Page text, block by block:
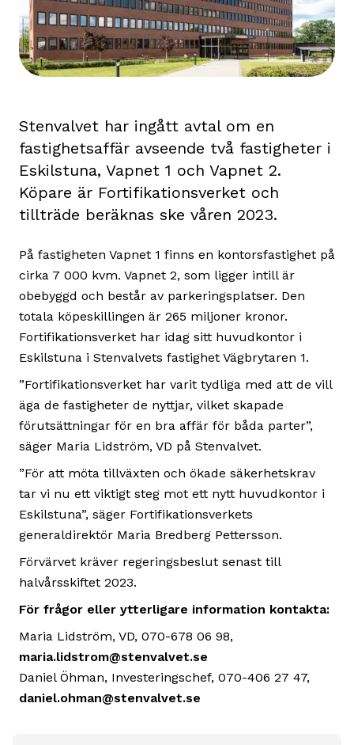
Stenvalvet har ingått avtal om en
fastighetsaffär avseende två fastigheter i
Eskilstuna, Vapnet 1 och Vapnet 2.
Köpare är Fortifikationsverket och
tillträde beräknas ske våren 2023.
På fastigheten Vapnet 1 finns en kontorsfastighet på
cirka 7 000 kvm. Vapnet 2, som ligger intill är
obebyggd och består av parkeringsplatser. Den
totala köpeskillingen är 265 miljoner kronor.
Fortifikationsverket har idag sitt huvudkontor i
Eskilstuna i Stenvalvets fastighet Vägbrytaren 1.
”Fortifikationsverket har varit tydliga med att de vill
äga de fastigheter de nyttjar, vilket skapade
förutsättningar för en bra affär för båda parter”,
säger Maria Lidström, VD på Stenvalvet.
”För att möta tillväxten och ökade säkerhetskrav
tar vi nu ett viktigt steg mot ett nytt huvudkontor i
Eskilstuna”, säger Fortifikationsverkets
generaldirektör Maria Bredberg Pettersson.
Förvärvet kräver regeringsbeslut senast till
halvårsskiftet 2023.
För frågor eller ytterligare information kontakta:
Maria Lidström, VD, 070-678 06 98,
maria.lidstrom@stenvalvet.se
Daniel Öhman, Investeringschef, 070-406 27 47,
daniel.ohman@stenvalvet.se